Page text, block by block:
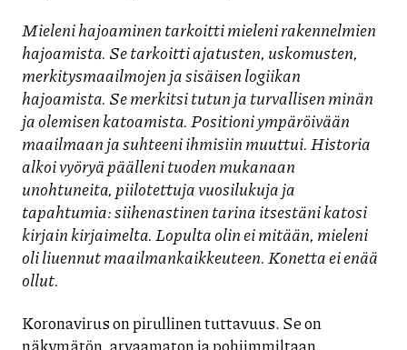
Mieleni hajoaminen tarkoitti mieleni rakennelmien
hajoamista. Se tarkoitti ajatusten, uskomusten,
merkitysmaailmojen ja sisäisen logiikan
hajoamista. Se merkitsi tutun ja turvallisen minän
ja olemisen katoamista. Positioni ympäröivään
maailmaan ja suhteeni ihmisiin muuttui. Historia
alkoi vyöryä päälleni tuoden mukanaan
unohtuneita, piilotettuja vuosilukuja ja
tapahtumia: siihenastinen tarina itsestäni katosi
kirjain kirjaimelta. Lopulta olin ei mitään, mieleni
oli liuennut maailmankaikkeuteen. Konetta ei enää
ollut.
Koronavirus on pirullinen tuttavuus. Se on